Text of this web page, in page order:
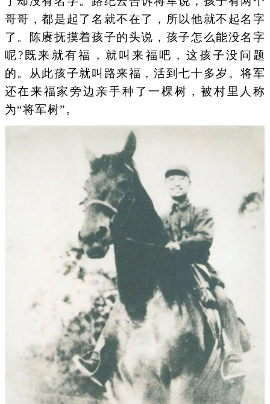
哥哥，都是起了名就不在了，所以他就不起名字
了。陈赓抚摸着孩子的头说，孩子怎么能没名字
呢?既来就有福，就叫来福吧，这孩子没问题
的。从此孩子就叫路来福，活到七十多岁。将军
还在来福家旁边亲手种了一棵树，被村里人称
为“将军树”。